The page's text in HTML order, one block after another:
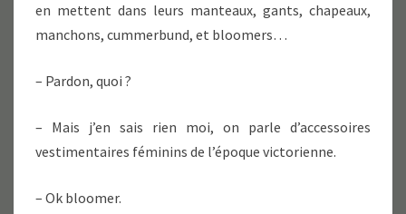
en mettent dans leurs manteaux, gants, chapeaux,
manchons, cummerbund, et bloomers…
– Pardon, quoi ?
– Mais j’en sais rien moi, on parle d’accessoires
vestimentaires féminins de l’époque victorienne.
– Ok bloomer.